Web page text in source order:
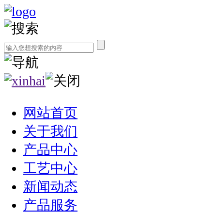
网站首页
关于我们
产品中心
工艺中心
新闻动态
产品服务